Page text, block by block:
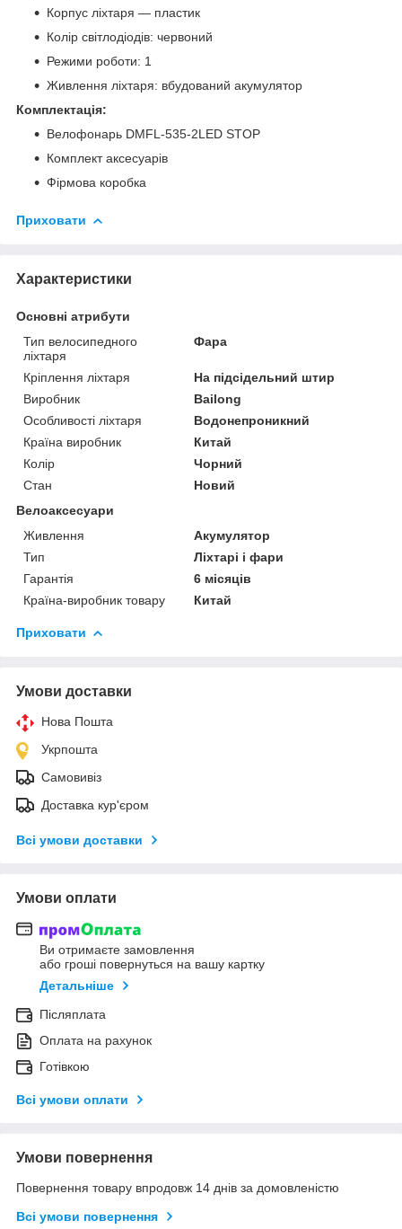
Корпус ліхтаря — пластик
Колір світлодіодів: червоний
Режими роботи: 1
Живлення ліхтаря: вбудований акумулятор
Комплектація:
Велофонарь DMFL-535-2LED STOP
Комплект аксесуарів
Фірмова коробка
Приховати
Характеристики
Основні атрибути
Тип велосипедного
ліхтаря
Фара
Кріплення ліхтаря
На підсідельний штир
Виробник
Bailong
Особливості ліхтаря
Водонепроникний
Країна виробник
Китай
Колір
Чорний
Стан
Новий
Велоаксесуари
Живлення
Акумулятор
Тип
Ліхтарі і фари
Гарантія
6 місяців
Країна-виробник товару
Китай
Приховати
Умови доставки
Нова Пошта
Укрпошта
Самовивіз
Доставка кур'єром
Всі умови доставки
Умови оплати
Ви отримаєте замовлення
або гроші повернуться на вашу картку
Детальніше
Післяплата
Оплата на рахунок
Готівкою
Всі умови оплати
Умови повернення
Повернення товару впродовж 14 днів за домовленістю
Всі умови повернення